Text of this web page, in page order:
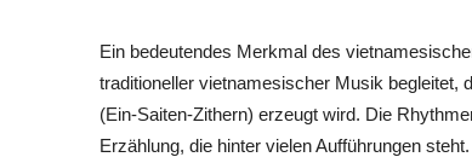
Ein bedeutendes Merkmal des
traditioneller vietnamesischer Musik begleitet,
(Ein-Saiten-Zithern) erzeugt wird. Die
Erzählung, die hinter vielen Aufführungen